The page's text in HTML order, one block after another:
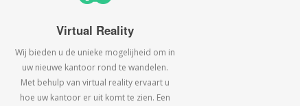
Virtual Reality
Wij bieden u de unieke mogelijheid om in
uw nieuwe kantoor rond te wandelen.
Met behulp van virtual reality ervaart u
hoe uw kantoor er uit komt te zien. Een